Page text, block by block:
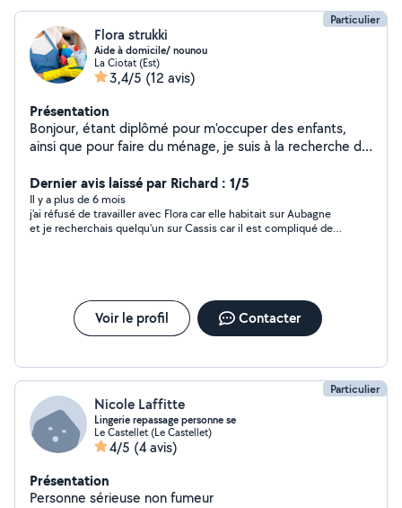
Particulier
Flora strukki
Aide à domicile/ nounou
La Ciotat (Est)
3,4/5 (12 avis)
Présentation
Bonjour, étant diplômé pour m'occuper des enfants,
ainsi que pour faire du ménage, je suis à la recherche de
aider n'hésitez pas à me contacter cordialement
Dernier avis laissé par Richard : 1/5
Il y a plus de 6 mois
j'ai réfusé de travailler avec Flora car elle habitait sur Aubagne
et je recherchais quelqu'un sur Cassis car il est compliqué de
Voir le profil Contacter
Particulier
Nicole Laffitte
Lingerie repassage personne se
Le Castellet (Le Castellet)
4/5 (4 avis)
Présentation
Personne sérieuse non fumeur